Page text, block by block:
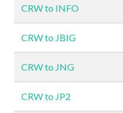
CRW to INFO
CRW to JBIG
CRW to JNG
CRW to JP2